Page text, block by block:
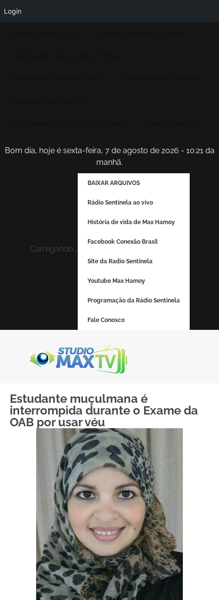
Bom dia, hoje é sexta-feira, 7 de agosto de 2026 - 10:21 da
manhã.
Carregando...
BAIXAR ARQUIVOS
Rádio Sentinela ao vivo
História de vida de Max Hamoy
Facebook Conexão Brasil
Site da Radio Sentinela
Youtube Max Hamoy
Programação da Rádio Sentinela
Fale Conosco
Estudante muçulmana é
interrompida durante o Exame da
OAB por usar véu
Login